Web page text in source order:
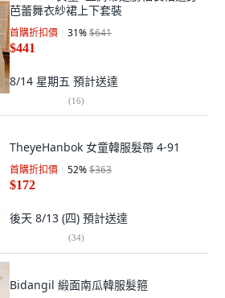
芭蕾舞衣紗裙上下套裝
首購折扣價 31%$641
$441
8/14 星期五 預計送達
(16)
TheyeHanbok 女童韓服髮帶 4-91
首購折扣價 52%$363
$172
後天 8/13 (四) 預計送達
(34)
Bidangil 緞面南瓜韓服髮箍